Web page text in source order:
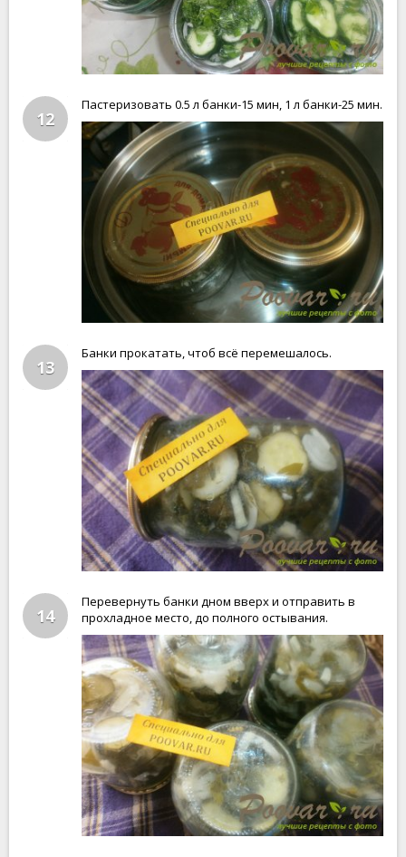
12
Пастеризовать 0.5 л банки-15 мин, 1 л банки-25 мин.
13
Банки прокатать, чтоб всё перемешалось.
14
Перевернуть банки дном вверх и отправить в
прохладное место, до полного остывания.